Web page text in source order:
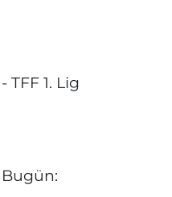
- TFF 1. Lig
Bugün: